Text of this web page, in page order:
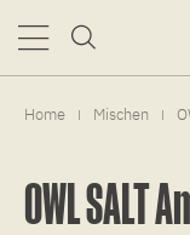
Home | Mischen |
OWL SALT